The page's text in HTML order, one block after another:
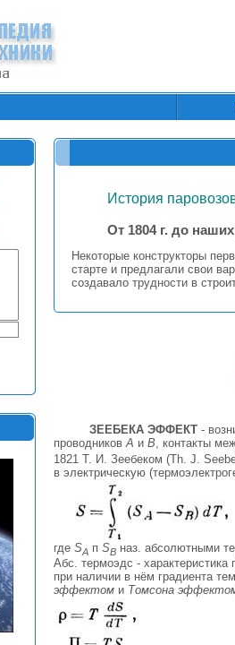
История
От 1804 г. до
Некоторые конструкторы
старте и предлагали свои
создавало трудности в
ЗЕЕБЕКА ЭФФЕКТ -
проводниковА и В, контакты
1821 Т. И. Зеебеком (Th. J.
в электрическую
где SA п SB наз. абсолютными
Абс. термоэдс - характеристика
при наличии в нём градиента
эффектом и Томсона